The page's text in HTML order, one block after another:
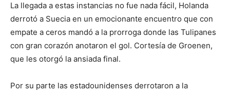
La llegada a estas instancias no fue nada fácil, Holanda
derrotó a Suecia en un emocionante encuentro que con
empate a ceros mandó a la prorroga donde las Tulipanes
con gran corazón anotaron el gol. Cortesía de Groenen,
que les otorgó la ansiada final.
Por su parte las estadounidenses derrotaron a la